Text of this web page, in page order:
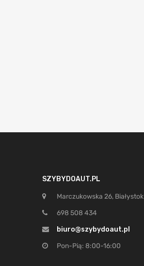
SZYBYDOAUT.PL
Marczukowska 26, Białystok
698 508 434
biuro@szybydoaut.pl
Pon-Pią: 8:00-16:00